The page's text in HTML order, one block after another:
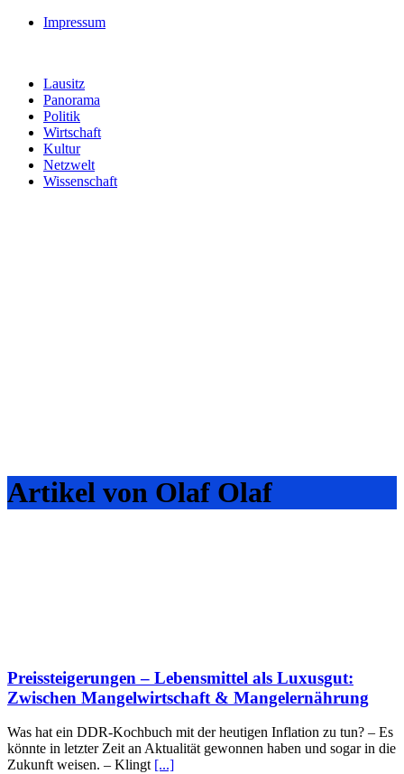
Impressum
Lausitz
Panorama
Politik
Wirtschaft
Kultur
Netzwelt
Wissenschaft
Artikel von Olaf Olaf
Preissteigerungen – Lebensmittel als Luxusgut:
Zwischen Mangelwirtschaft & Mangelernährung
Was hat ein DDR-Kochbuch mit der heutigen Inflation zu tun? – Es
könnte in letzter Zeit an Aktualität gewonnen haben und sogar in die
Zukunft weisen. – Klingt [...]